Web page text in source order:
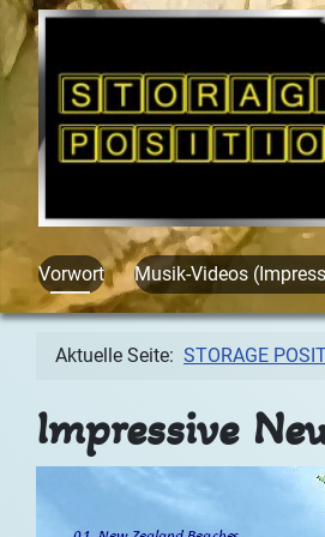
Vorwort Musik-Videos
Aktuelle Seite: STORAGE
Impressive